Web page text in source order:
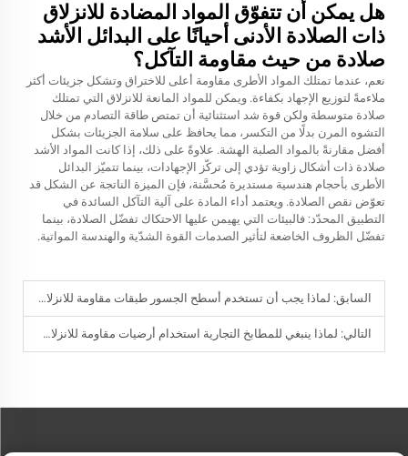
هل يمكن أن تتفوّق المواد المضادة للانزلاق
ذات الصلادة الأدنى أحيانًا على البدائل الأشد
صلادة من حيث مقاومة التآكل؟
نعم، عندما تمتلك المواد الأطرى مقاومة أعلى للاختراق وتشكل جزيئات أكثر
ملاءمةً لتوزيع الإجهاد بكفاءة. ويمكن للمواد المانعة للانزلاق التي تمتلك
صلادة متوسطة ولكن قوة شد استثنائية أن تمتص طاقة التصادم من خلال
التشوه المرن بدلًا من التكسر، مما يحافظ على سلامة الجزيئات بشكل
أفضل مقارنةً بالمواد الصلبة الهشة. علاوةً على ذلك، إذا كانت المواد الأشد
صلادة ذات أشكال زاوية تؤدي إلى تركّز الإجهادات، بينما تتميّز البدائل
الأطرى بأحجام هندسية مستديرة مُحسَّنة، فإن الميزة الناتجة عن الشكل قد
تعوّض نقص الصلادة. ويعتمد أداء المادة على آلية التآكل السائدة في
التطبيق المحدّد: فالبيئات التي يهيمن عليها الاحتكاك تفضّل الصلادة، بينما
تفضّل الظروف الخاضعة لتأثير الصدمات القوة الشدّية والهندسة المواتية.
السابق: لماذا يجب أن تستخدم أسطح الجسور طبقات مقاومة للانزلاق خصيصًا لمنع الانزلاق المائي؟
التالي: لماذا ينبغي للمطابخ التجارية استخدام أرضيات مقاومة للانزلاق متخصصة لمنع وقوع الحوادث؟